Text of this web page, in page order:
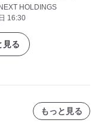
HOLDINGS
16:30
見る
もっと見る